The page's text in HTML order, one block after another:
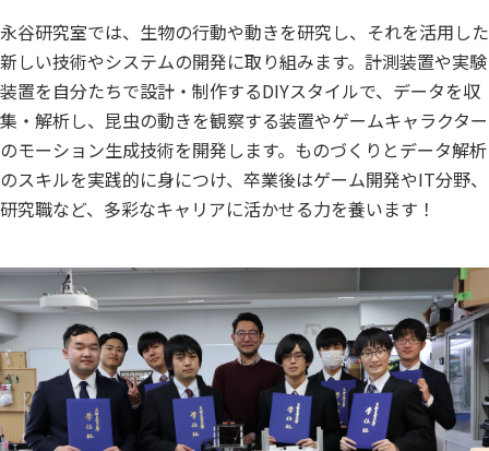
永谷研究室では、生物の行動や動きを研究し、それを活用した
新しい技術やシステムの開発に取り組みます。計測装置や実験
装置を自分たちで設計・制作するDIYスタイルで、データを収
集・解析し、昆虫の動きを観察する装置やゲームキャラクター
のモーション生成技術を開発します。ものづくりとデータ解析
のスキルを実践的に身につけ、卒業後はゲーム開発やIT分野、
研究職など、多彩なキャリアに活かせる力を養います！